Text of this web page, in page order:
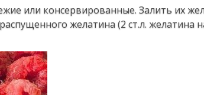
или консервированные. Залить их
желатина (2 ст.л. желатина